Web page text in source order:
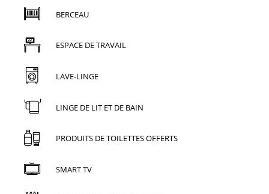
BERCEAU
ESPACE DE TRAVAIL
LAVE-LINGE
LINGE DE LIT ET DE BAIN
PRODUITS DE TOILETTES OFFERTS
SMART TV